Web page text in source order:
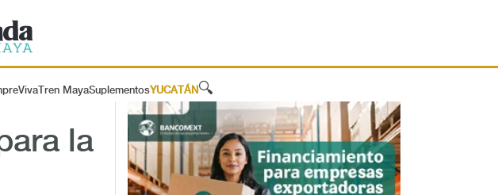
Tren MayaSuplementosYUCATÁN 🔍
la